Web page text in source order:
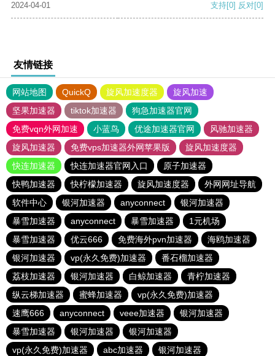
2024-04-01
支持[0] 反对[0]
友情链接
网站地图 QuickQ 旋风加速度器
旋风加速
坚果加速器
tiktok加速器
狗急加速器官网
免费vqn外网加速
小蓝鸟 优途加速器官网
风驰加速器
旋风加速器
免费vps加速器外网苹果版
旋风加速度器
快连加速器
快连加速器官网入口
原子加速器
快鸭加速器
快柠檬加速器 旋风加速度器
外网网址导航
软件中心
银河加速器 anyconnect
银河加速器
暴雪加速器
anyconnect 暴雪加速器
1元机场
暴雪加速器
优云666 免费海外pvn加速器
海鸥加速器
银河加速器
vp(永久免费)加速器
番石榴加速器
荔枝加速器
银河加速器 白鲸加速器
青柠加速器
纵云梯加速器
蜜蜂加速器
vp(永久免费)加速器
速鹰666
anyconnect veee加速器
银河加速器
暴雪加速器
银河加速器
银河加速器
vp(永久免费)加速器
abc加速器 银河加速器